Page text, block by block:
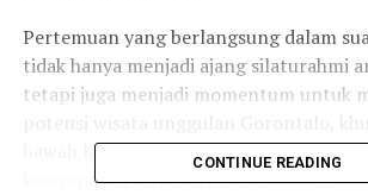
Pertemuan yang berlangsung dalam
tidak hanya menjadi ajang silaturahmi
tetapi juga menjadi momentum untuk
bawah laut di Bone Bolango. Yeyen
kesempatan tersebut, menjelaskan
CONTINUE READING